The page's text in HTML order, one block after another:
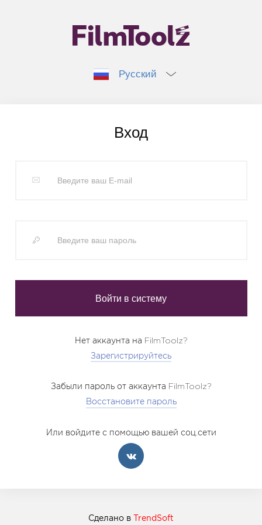
Русский
Вход
Нет аккаунта на FilmToolz?
Зарегистрируйтесь
Забыли пароль от аккаунта FilmToolz?
Восстановите пароль
Или войдите с помощью вашей соц.сети
Сделано в TrendSoft